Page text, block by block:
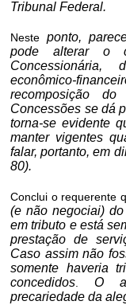
Tribunal Federal.
Neste ponto,
pode alterar o
econômico-
recomposição
Concessões se dá
torna-se evidente
manter vigentes
falar, portanto, em
80).
Conclui o requerente
(e não negociai)
em tributo e está
prestação de
Caso assim não
somente haveria
concedidos. O
precariedade da